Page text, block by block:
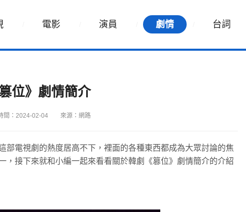
電影 演員 劇情 台詞
位》劇情簡介
間：2024-02-04 來源：網路
部電視劇的熱度居高不下，裡面的各種東西都成為大眾討論的焦
，接下來就和小編一起來看看關於韓劇《篡位》劇情簡介的介紹